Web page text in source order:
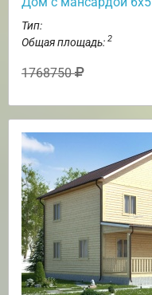
Тип:
Общая площадь: 2
1768750